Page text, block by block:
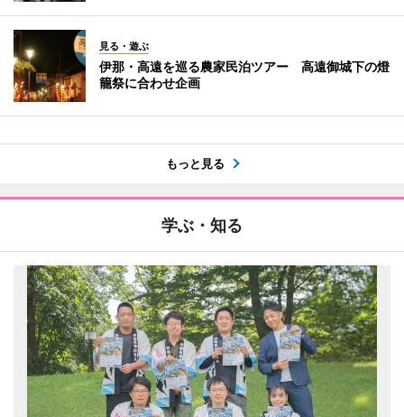
見る・遊ぶ
伊那・高遠を巡る農家民泊ツアー 高遠御城下の燈
籠祭に合わせ企画
もっと見る
学ぶ・知る